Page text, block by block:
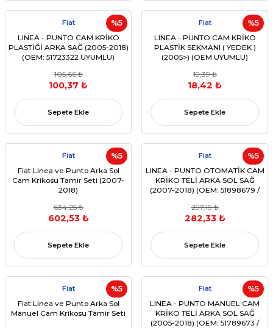
%5
Fiat
LINEA - PUNTO CAM KRİKO
PLASTİĞİ ARKA SAĞ (2005-2018)
(OEM: 51723322 UYUMLU)
105,66 ₺
100,37 ₺
Sepete Ekle
%5
Fiat
LINEA - PUNTO CAM KRİKO
PLASTİK SEKMANI ( YEDEK )
(2005>) (OEM UYUMLU)
19,39 ₺
18,42 ₺
Sepete Ekle
%5
Fiat
Fiat Linea ve Punto Arka Sol
Cam Krikosu Tamir Seti (2007-
2018)
634,25 ₺
602,53 ₺
Sepete Ekle
%5
Fiat
LINEA - PUNTO OTOMATİK CAM
KRİKO TELİ ARKA SOL SAĞ
(2007-2018) (OEM: 51898679 /
297,19 ₺
282,33 ₺
Sepete Ekle
%5
Fiat
Fiat Linea ve Punto Arka Sol
Manuel Cam Krikosu Tamir Seti
%5
Fiat
LINEA - PUNTO MANUEL CAM
KRİKO TELİ ARKA SOL SAĞ
(2005-2018) (OEM: 51789673 /